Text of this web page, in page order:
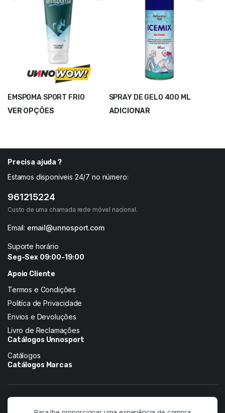
EMSPOMA SPORT FRIO
VER OPÇÕES
SPRAY DE GELO 400 ML
ADICIONAR
Precisa ajuda ?
Estamos disponiveis 24/7 no número:
961215224
Custo de uma chamada rede móvel nacional.
Email: email@unnosport.com
Suporte horário
Seg-Sex 09:00-19:00
Apoio Cliente
Termos e Condições
Politíca de Privacidade
Envios e Devoluções
Livro de Reclamações
Catálogos Unnosport
Catálogos
Catálogos Marcas
Siga-nos nas redes: